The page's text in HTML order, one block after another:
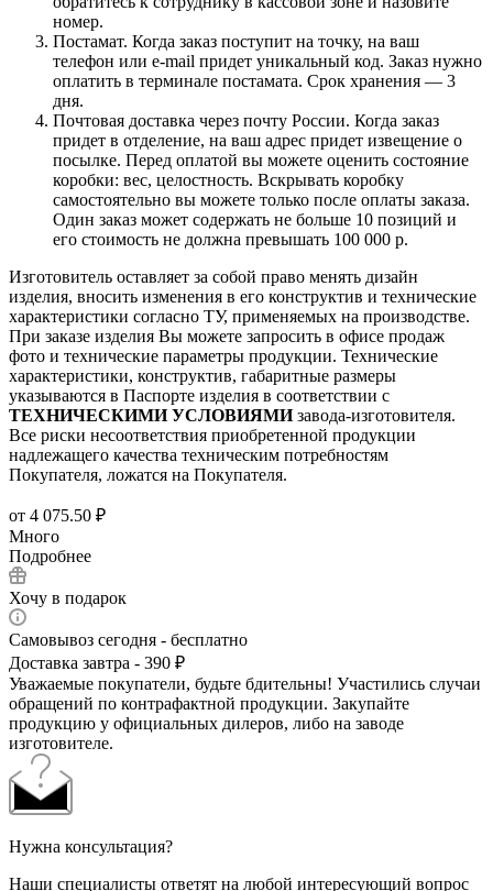
номер.
Постамат. Когда заказ поступит на точку, на ваш
телефон или e-mail придет уникальный код. Заказ нужно
оплатить в терминале постамата. Срок хранения — 3
дня.
Почтовая доставка через почту России. Когда заказ
придет в отделение, на ваш адрес придет извещение о
посылке. Перед оплатой вы можете оценить состояние
коробки: вес, целостность. Вскрывать коробку
самостоятельно вы можете только после оплаты заказа.
Один заказ может содержать не больше 10 позиций и
его стоимость не должна превышать 100 000 р.
Изготовитель оставляет за собой право менять дизайн
изделия, вносить изменения в его конструктив и технические
характеристики согласно ТУ, применяемых на производстве.
При заказе изделия Вы можете запросить в офисе продаж
фото и технические параметры продукции. Технические
характеристики, конструктив, габаритные размеры
указываются в Паспорте изделия в соответствии с
ТЕХНИЧЕСКИМИ УСЛОВИЯМИзавода-изготовителя.
Все риски несоответствия приобретенной продукции
надлежащего качества техническим потребностям
Покупателя, ложатся на Покупателя.
от 4 075.50 ₽
Много
Подробнее
Хочу в подарок
Самовывоз сегодня - бесплатно
Доставка завтра - 390 ₽
Уважаемые покупатели, будьте бдительны! Участились случаи
обращений по контрафактной продукции. Закупайте
продукцию у официальных дилеров, либо на заводе
изготовителе.
Нужна консультация?
Наши специалисты ответят на любой интересующий вопрос